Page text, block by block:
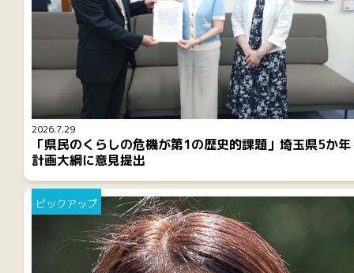
2026.7.29
「県民のくらしの危機が第1の歴史的課題」埼玉県5か年
計画大綱に意見提出
ピックアップ